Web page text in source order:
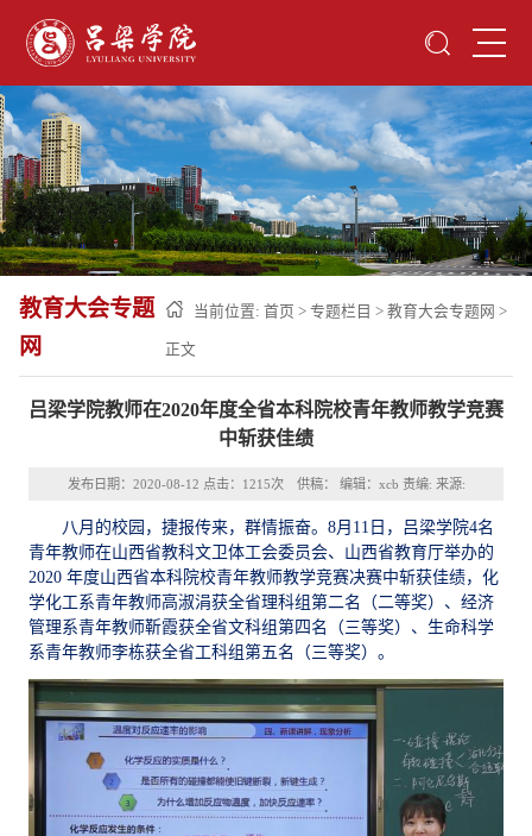
教育大会专题
网
当前位置: 首页 > 专题栏目 > 教育大会专题网 >
正文
吕梁学院教师在2020年度全省本科院校青年教师教学竞赛
中斩获佳绩
发布日期：2020-08-12 点击： 1215次 供稿： 编辑：xcb 责编: 来源:
八月的校园，捷报传来，群情振奋。8月11日，吕梁学院4名
青年教师在山西省教科文卫体工会委员会、山西省教育厅举办的
2020 年度山西省本科院校青年教师教学竞赛决赛中斩获佳绩，化
学化工系青年教师高淑涓获全省理科组第二名（二等奖）、经济
管理系青年教师靳霞获全省文科组第四名（三等奖）、生命科学
系青年教师李栋获全省工科组第五名（三等奖）。